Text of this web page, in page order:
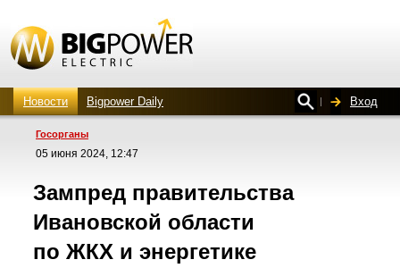
Новости Bigpower Daily Вход
Госорганы
05 июня 2024, 12:47
Зампред правительства
Ивановской области
по ЖКХ и энергетике